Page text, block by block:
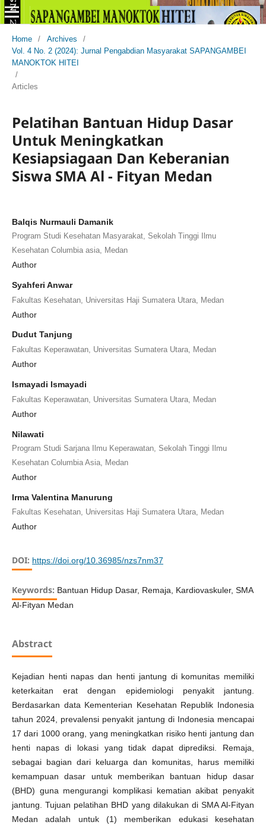
Home / Archives
/
Vol. 4 No. 2 (2024): Jurnal Pengabdian Masyarakat SAPANGAMBEI
MANOKTOK HITEI
/
Articles
Pelatihan Bantuan Hidup Dasar
Untuk Meningkatkan
Kesiapsiagaan Dan Keberanian
Siswa SMA Al - Fityan Medan
Balqis Nurmauli Damanik
Program Studi Kesehatan Masyarakat, Sekolah Tinggi Ilmu
Kesehatan Columbia asia, Medan
Author
Syahferi Anwar
Fakultas Kesehatan, Universitas Haji Sumatera Utara, Medan
Author
Dudut Tanjung
Fakultas Keperawatan, Universitas Sumatera Utara, Medan
Author
Ismayadi Ismayadi
Fakultas Keperawatan, Universitas Sumatera Utara, Medan
Author
Nilawati
Program Studi Sarjana Ilmu Keperawatan, Sekolah Tinggi Ilmu
Kesehatan Columbia Asia, Medan
Author
Irma Valentina Manurung
Fakultas Kesehatan, Universitas Haji Sumatera Utara, Medan
Author
DOI: https://doi.org/10.36985/nzs7nm37
Keywords: Bantuan Hidup Dasar, Remaja, Kardiovaskuler, SMA
Al-Fityan Medan
Abstract
Kejadian henti napas dan henti jantung di komunitas memiliki
keterkaitan erat dengan epidemiologi penyakit jantung.
Berdasarkan data Kementerian Kesehatan Republik Indonesia
tahun 2024, prevalensi penyakit jantung di Indonesia mencapai
17 dari 1000 orang, yang meningkatkan risiko henti jantung dan
henti napas di lokasi yang tidak dapat diprediksi. Remaja,
sebagai bagian dari keluarga dan komunitas, harus memiliki
kemampuan dasar untuk memberikan bantuan hidup dasar
(BHD) guna mengurangi komplikasi kematian akibat penyakit
jantung. Tujuan pelatihan BHD yang dilakukan di SMA Al-Fityan
Medan adalah untuk (1) memberikan edukasi kesehatan